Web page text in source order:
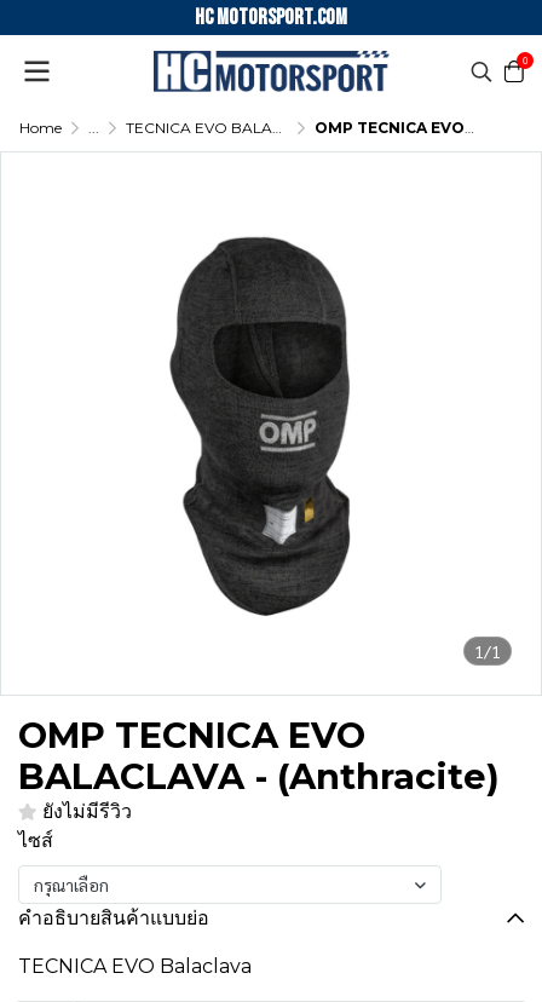
HC motorsport.COM
0
Home ... TECNICA EVO BALACLAVA OMP TECNICA EVO BALACLAVA - (Anthracite)
1/1
OMP TECNICA EVO
BALACLAVA - (Anthracite)
ยังไม่มีรีวิว
ไซส์
กรุณาเลือก
คำอธิบายสินค้าแบบย่อ
TECNICA EVO Balaclava